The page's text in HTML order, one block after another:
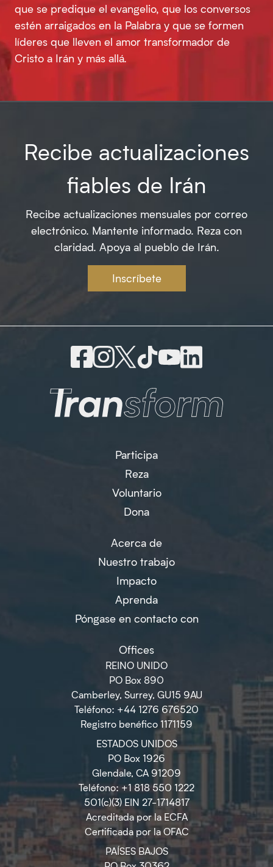
que se predique el evangelio, que los conversos
estén arraigados en la Palabra y que se formen
líderes que lleven el amor transformador de
Cristo a Irán y más allá.
Recibe actualizaciones
fiables de Irán
Recibe actualizaciones mensuales por correo
electrónico. Mantente informado. Reza con
claridad. Apoya al pueblo de Irán.
Inscríbete
Participa
Reza
Voluntario
Dona
Acerca de
Nuestro trabajo
Impacto
Aprenda
Póngase en contacto con
Offices
REINO UNIDO
PO Box 890
Camberley, Surrey, GU15 9AU
Teléfono: +44 1276 676520
Registro benéfico 1171159
ESTADOS UNIDOS
PO Box 1926
Glendale, CA 91209
Teléfono: +1 818 550 1222
501(c)(3) EIN 27-1714817
Acreditada por la ECFA
Certificada por la OFAC
PAÍSES BAJOS